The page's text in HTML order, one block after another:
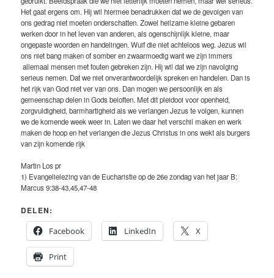
Het gaat ergens om. Hij wil hiermee benadrukken dat we de gevolgen van
ons gedrag niet moeten onderschatten. Zowel heilzame kleine gebaren
werken door in het leven van anderen, als ogenschijnlijk kleine, maar
ongepaste woorden en handelingen. Wuif die niet achteloos weg. Jezus wil
ons niet bang maken of somber en zwaarmoedig want we zijn immers
allemaal mensen met fouten gebreken zijn. Hij wil dat we zijn navolging
serieus nemen. Dat we niet onverantwoordelijk spreken en handelen. Dan is
het rijk van God niet ver van ons. Dan mogen we persoonlijk en als
gemeenschap delen in Gods beloften. Met dit pleidooi voor openheid,
zorgvuldigheid, barmhartigheid als we verlangen Jezus te volgen, kunnen
we de komende week weer in. Laten we daar het verschil maken en werk
maken de hoop en het verlangen die Jezus Christus in ons wekt als burgers
van zijn komende rijk
Martin Los pr
1) Evangelielezing van de Eucharistie op de 26e zondag van het jaar B:
Marcus 9:38-43,45,47-48
DELEN:
Facebook
LinkedIn X
Print